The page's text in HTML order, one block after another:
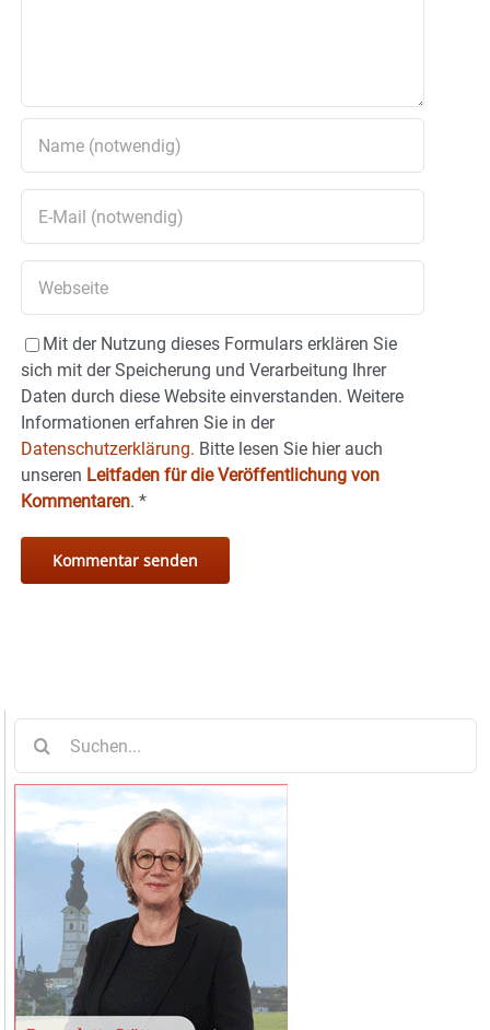
Mit der Nutzung dieses Formulars erklären Sie
sich mit der Speicherung und Verarbeitung Ihrer
Daten durch diese Website einverstanden. Weitere
Informationen erfahren Sie in der
Datenschutzerklärung. Bitte lesen Sie hier auch
unseren Leitfaden für die Veröffentlichung von
Kommentaren. *
nach: